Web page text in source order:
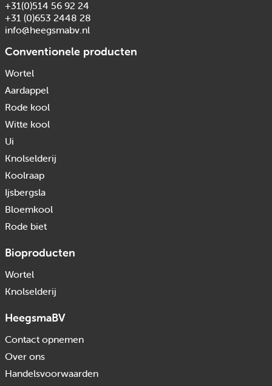
+31(0)514 56 92 24
+31 (0)653 2448 28
info@heegsmabv.nl
Conventionele producten
Wortel
Aardappel
Rode kool
Witte kool
Ui
Knolselderij
Koolraap
Ijsbergsla
Bloemkool
Rode biet
Bioproducten
Wortel
Knolselderij
HeegsmaBV
Contact opnemen
Over ons
Handelsvoorwaarden